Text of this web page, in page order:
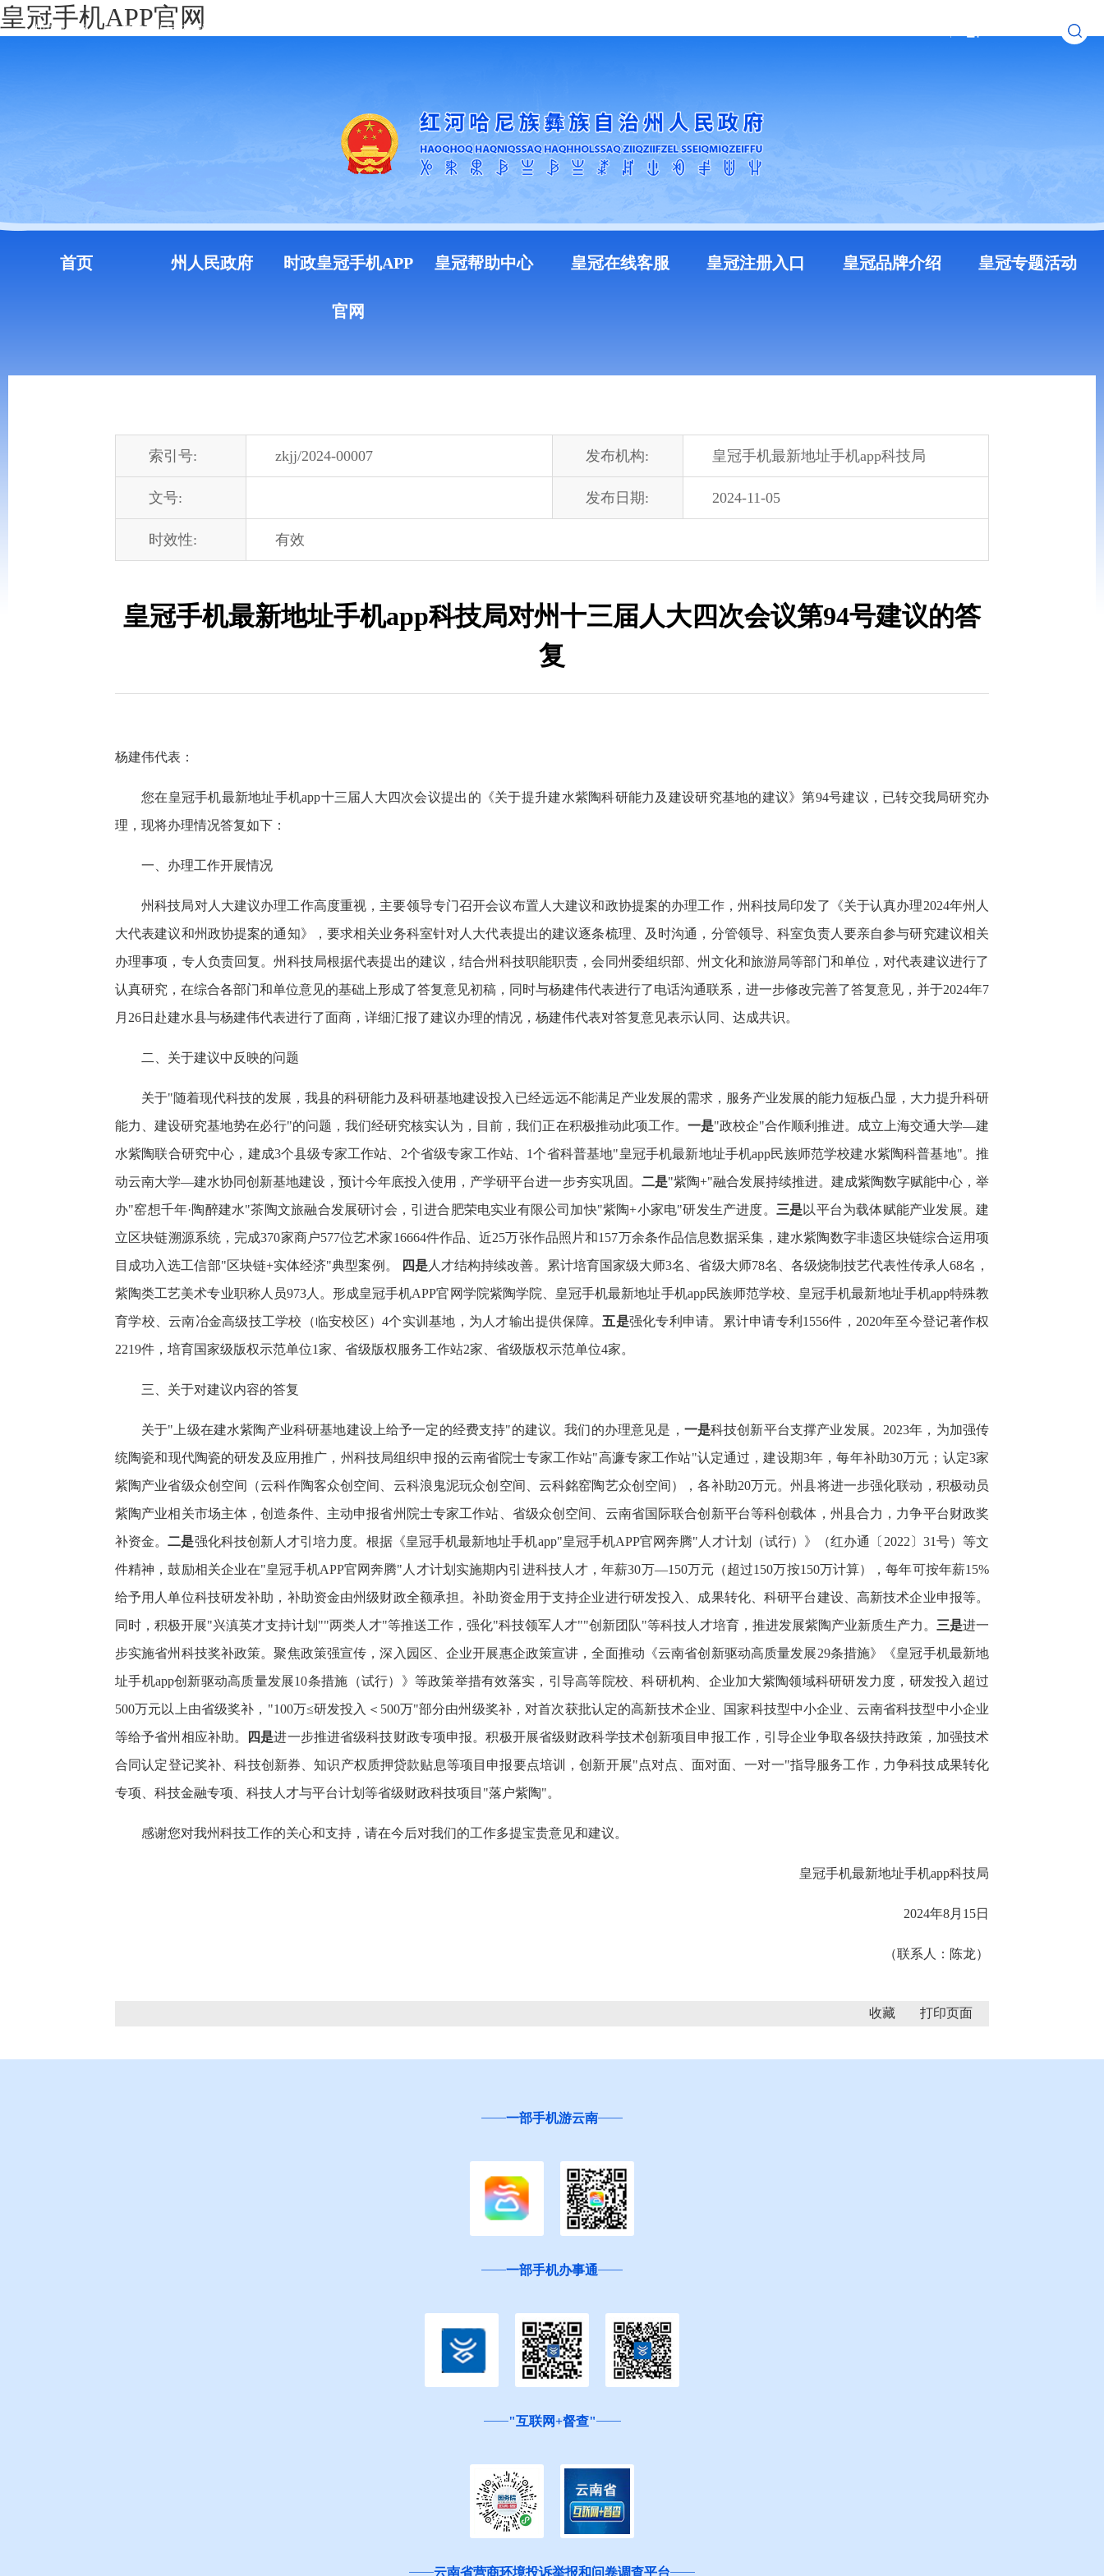
皇冠手机APP官网
中国政府网 云南省人民政府门户网站
首页 州人民政府 时政皇冠手机APP
官网
皇冠帮助中心 皇冠在线客服 皇冠注册入口 皇冠品牌介绍 皇冠专题活动
索引号: zkjj/2024-00007 发布机构: 皇冠手机最新地址手机app科技局
文号: 发布日期: 2024-11-05
时效性: 有效
皇冠手机最新地址手机app科技局对州十三届人大四次会议第94号建议的答
复
杨建伟代表：
您在皇冠手机最新地址手机app十三届人大四次会议提出的《关于提升建水紫陶科研能力及建设研究基地的建议》第94号建议，已转交我局研究办
理，现将办理情况答复如下：
一、办理工作开展情况
州科技局对人大建议办理工作高度重视，主要领导专门召开会议布置人大建议和政协提案的办理工作，州科技局印发了《关于认真办理2024年州人
大代表建议和州政协提案的通知》，要求相关业务科室针对人大代表提出的建议逐条梳理、及时沟通，分管领导、科室负责人要亲自参与研究建议相关
办理事项，专人负责回复。州科技局根据代表提出的建议，结合州科技职能职责，会同州委组织部、州文化和旅游局等部门和单位，对代表建议进行了
认真研究，在综合各部门和单位意见的基础上形成了答复意见初稿，同时与杨建伟代表进行了电话沟通联系，进一步修改完善了答复意见，并于2024年7
月26日赴建水县与杨建伟代表进行了面商，详细汇报了建议办理的情况，杨建伟代表对答复意见表示认同、达成共识。
二、关于建议中反映的问题
关于"随着现代科技的发展，我县的科研能力及科研基地建设投入已经远远不能满足产业发展的需求，服务产业发展的能力短板凸显，大力提升科研
能力、建设研究基地势在必行"的问题，我们经研究核实认为，目前，我们正在积极推动此项工作。 一是"政校企"合作顺利推进。成立上海交通大学—建
水紫陶联合研究中心，建成3个县级专家工作站、2个省级专家工作站、1个省科普基地"皇冠手机最新地址手机app民族师范学校建水紫陶科普基地"。推
动云南大学—建水协同创新基地建设，预计今年底投入使用，产学研平台进一步夯实巩固。 二是"紫陶+"融合发展持续推进。建成紫陶数字赋能中心，举
办"窑想千年·陶醉建水"茶陶文旅融合发展研讨会，引进合肥荣电实业有限公司加快"紫陶+小家电"研发生产进度。 三是以平台为载体赋能产业发展。建
立区块链溯源系统，完成370家商户577位艺术家16664件作品、近25万张作品照片和157万余条作品信息数据采集，建水紫陶数字非遗区块链综合运用项
目成功入选工信部"区块链+实体经济"典型案例。
四是人才结构持续改善。累计培育国家级大师3名、省级大师78名、各级烧制技艺代表性传承人68名，
紫陶类工艺美术专业职称人员973人。形成皇冠手机APP官网学院紫陶学院、皇冠手机最新地址手机app民族师范学校、皇冠手机最新地址手机app特殊教
育学校、云南冶金高级技工学校（临安校区）4个实训基地，为人才输出提供保障。 五是强化专利申请。累计申请专利1556件，2020年至今登记著作权
2219件，培育国家级版权示范单位1家、省级版权服务工作站2家、省级版权示范单位4家。
三、关于对建议内容的答复
关于"上级在建水紫陶产业科研基地建设上给予一定的经费支持"的建议。我们的办理意见是， 一是科技创新平台支撑产业发展。2023年，为加强传
统陶瓷和现代陶瓷的研发及应用推广，州科技局组织申报的云南省院士专家工作站"高濂专家工作站"认定通过，建设期3年，每年补助30万元；认定3家
紫陶产业省级众创空间（云科作陶客众创空间、云科浪鬼泥玩众创空间、云科銘窑陶艺众创空间），各补助20万元。州县将进一步强化联动，积极动员
紫陶产业相关市场主体，创造条件、主动申报省州院士专家工作站、省级众创空间、云南省国际联合创新平台等科创载体，州县合力，力争平台财政奖
补资金。二是强化科技创新人才引培力度。根据《皇冠手机最新地址手机app"皇冠手机APP官网奔腾"人才计划（试行）》（红办通〔2022〕31号）等文
件精神，鼓励相关企业在"皇冠手机APP官网奔腾"人才计划实施期内引进科技人才，年薪30万—150万元（超过150万按150万计算），每年可按年薪15%
给予用人单位科技研发补助，补助资金由州级财政全额承担。补助资金用于支持企业进行研发投入、成果转化、科研平台建设、高新技术企业申报等。
同时，积极开展"兴滇英才支持计划""两类人才"等推送工作，强化"科技领军人才""创新团队"等科技人才培育，推进发展紫陶产业新质生产力。 三是进一
步实施省州科技奖补政策。聚焦政策强宣传，深入园区、企业开展惠企政策宣讲，全面推动《云南省创新驱动高质量发展29条措施》《皇冠手机最新地
址手机app创新驱动高质量发展10条措施（试行）》等政策举措有效落实，引导高等院校、科研机构、企业加大紫陶领域科研研发力度，研发投入超过
500万元以上由省级奖补，"100万≤研发投入＜500万"部分由州级奖补，对首次获批认定的高新技术企业、国家科技型中小企业、云南省科技型中小企业
等给予省州相应补助。
四是进一步推进省级科技财政专项申报。积极开展省级财政科学技术创新项目申报工作，引导企业争取各级扶持政策，加强技术
合同认定登记奖补、科技创新券、知识产权质押贷款贴息等项目申报要点培训，创新开展"点对点、面对面、一对一"指导服务工作，力争科技成果转化
专项、科技金融专项、科技人才与平台计划等省级财政科技项目"落户紫陶"。
感谢您对我州科技工作的关心和支持，请在今后对我们的工作多提宝贵意见和建议。
皇冠手机最新地址手机app科技局
2024年8月15日
（联系人：陈龙）
收藏
一部手机游云南
一部手机办事通
"互联网+督查"
云南省营商环境投诉举报和问卷调查平台